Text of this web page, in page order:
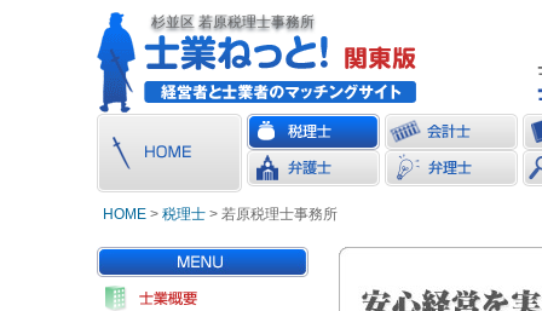
杉並区 若原税理士事務所
HOME > 税理士 > 若原税理士事務所